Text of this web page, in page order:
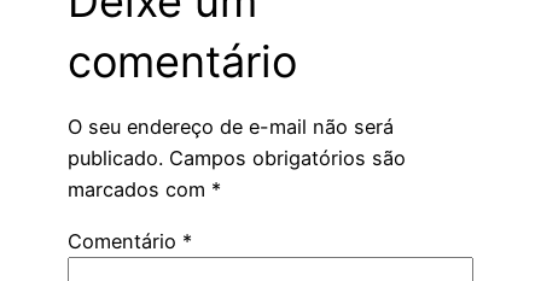
comentário
O seu endereço de e-mail não será
publicado. Campos obrigatórios são
marcados com *
Comentário *